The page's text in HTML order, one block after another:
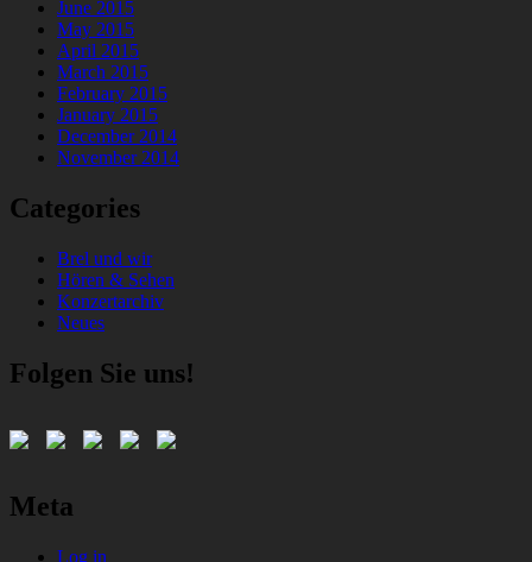
June 2015
May 2015
April 2015
March 2015
February 2015
January 2015
December 2014
November 2014
Categories
Brel und wir
Hören & Sehen
Konzertarchiv
Neues
Folgen Sie uns!
Meta
Log in